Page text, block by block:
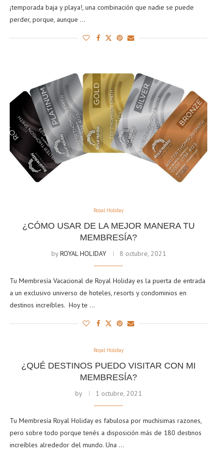
¡temporada baja y playa!, una combinación que nadie se puede
perder, porque, aunque …
Royal Holiday
¿CÓMO USAR DE LA MEJOR MANERA TU
MEMBRESÍA?
byROYAL HOLIDAY 8 octubre, 2021
Tu Membresía Vacacional de Royal Holiday es la puerta de entrada
a un exclusivo universo de hoteles, resorts y condominios en
destinos increíbles. Hoy te …
Royal Holiday
¿QUÉ DESTINOS PUEDO VISITAR CON MI
MEMBRESÍA?
by 1 octubre, 2021
Tu Membresía Royal Holiday es fabulosa por muchísimas razones,
pero sobre todo porque tenés a disposición más de 180 destinos
increíbles alrededor del mundo. Una …